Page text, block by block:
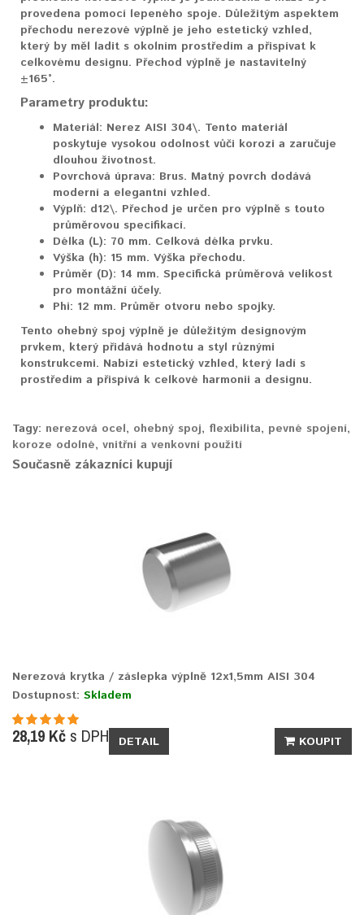
provedena pomocí lepeného spoje. Důležitým aspektem
přechodu nerezové výplně je jeho estetický vzhled,
který by měl ladit s okolním prostředím a přispívat k
celkovému designu. Přechod výplně je nastavitelný
±165°.
Parametry produktu:
Materiál: Nerez AISI 304\. Tento materiál
poskytuje vysokou odolnost vůči korozi a zaručuje
dlouhou životnost.
Povrchová úprava: Brus. Matný povrch dodává
moderní a elegantní vzhled.
Výplň: d12\. Přechod je určen pro výplně s touto
průměrovou specifikací.
Délka (L): 70 mm. Celková délka prvku.
Výška (h): 15 mm. Výška přechodu.
Průměr (D): 14 mm. Specifická průměrová velikost
pro montážní účely.
Phi: 12 mm. Průměr otvoru nebo spojky.
Tento ohebný spoj výplně je důležitým designovým
prvkem, který přidává hodnotu a styl různými
konstrukcemi. Nabízí estetický vzhled, který ladí s
prostředím a přispívá k celkové harmonii a designu.
Tagy: nerezová ocel, ohebný spoj, flexibilita, pevné spojení,
koroze odolné, vnitřní a venkovní použití
Současně zákazníci kupují
Nerezová krytka / záslepka výplně 12x1,5mm AISI 304
Dostupnost: Skladem
28,19 Kč s DPH DETAIL KOUPIT